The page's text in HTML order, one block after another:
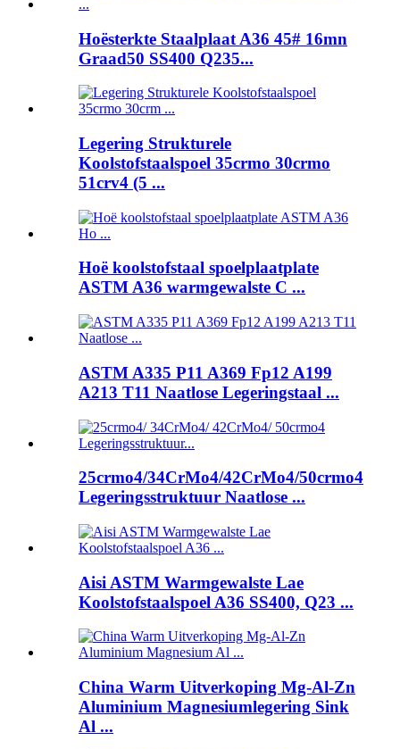
Hoësterkte Staalplaat A36 45# 16mn
Graad50 SS400 Q235...
Legering Strukturele
Koolstofstaalspoel 35crmo 30crmo
51crv4 (5 ...
Hoë koolstofstaal spoelplaatplate
ASTM A36 warmgewalste C ...
ASTM A335 P11 A369 Fp12 A199
A213 T11 Naatlose Legeringstaal ...
25crmo4/34CrMo4/42CrMo4/50crmo4
Legeringsstruktuur Naatlose ...
Aisi ASTM Warmgewalste Lae
Koolstofstaalspoel A36 SS400, Q23 ...
China Warm Uitverkoping Mg-Al-Zn
Aluminium Magnesiumlegering Sink
Al ...